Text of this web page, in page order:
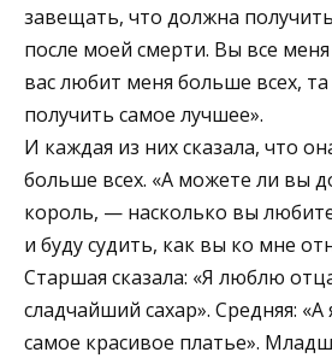
завещать, что должна
после моей смерти. Вы все
вас любит меня больше всех,
получить самое лучшее».
И каждая из них сказала, что
больше всех. «А можете ли вы
король, — насколько вы
и буду судить, как вы ко мне
Старшая сказала: «Я люблю
сладчайший сахар». Средняя:
самое красивое платье».